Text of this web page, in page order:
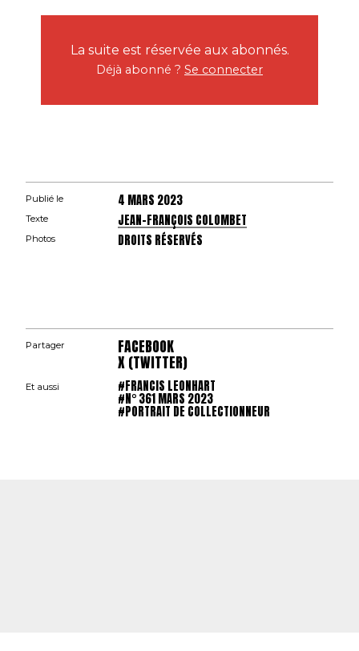
La suite est réservée aux abonnés.
Déjà abonné ? Se connecter
Publié le 4 MARS 2023
Texte JEAN-FRANÇOIS COLOMBET
Photos DROITS RÉSERVÉS
Partager FACEBOOK
X (TWITTER)
Et aussi #FRANCIS LEONHART
#N° 361 MARS 2023
#PORTRAIT DE COLLECTIONNEUR